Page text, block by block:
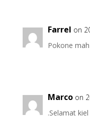
Farrel on
Pokone
Marco on
.Selamat kiel